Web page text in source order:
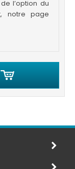
l’option du
notre page